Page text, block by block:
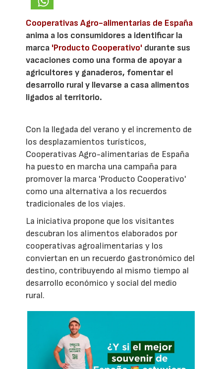
Cooperativas Agro-alimentarias de España
anima a los consumidores a identificar la
marca 'Producto Cooperativo' durante sus
vacaciones como una forma de apoyar a
agricultores y ganaderos, fomentar el
desarrollo rural y llevarse a casa alimentos
ligados al territorio.
Con la llegada del verano y el incremento de
los desplazamientos turísticos,
Cooperativas Agro-alimentarias de España
ha puesto en marcha una campaña para
promover la marca 'Producto Cooperativo'
como una alternativa a los recuerdos
tradicionales de los viajes.
La iniciativa propone que los visitantes
descubran los alimentos elaborados por
cooperativas agroalimentarias y los
conviertan en un recuerdo gastronómico del
destino, contribuyendo al mismo tiempo al
desarrollo económico y social del medio
rural.